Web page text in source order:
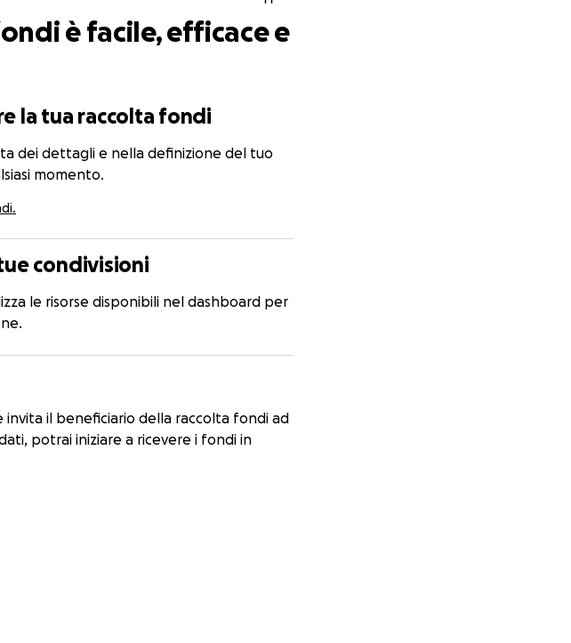
è facile, efficace e
la tua raccolta fondi
dei dettagli e nella definizione del tuo
momento.
condivisioni
le risorse disponibili nel dashboard per
il beneficiario della raccolta fondi ad
potrai iniziare a ricevere i fondi in